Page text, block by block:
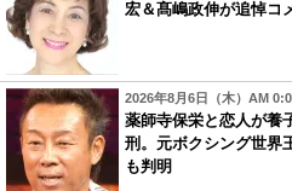
宏＆髙嶋政伸が追悼コ
2026年8月6日（木）AM
薬師寺保栄と恋人が養
刑。元ボクシング世界
も判明